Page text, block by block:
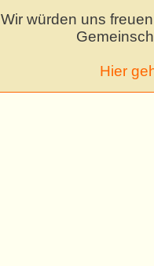
Wir würden uns
Hier